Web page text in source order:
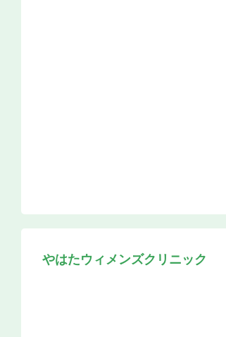
やはたウィメンズクリニック